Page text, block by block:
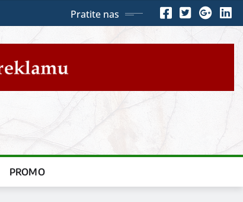
Pratite nas
PROMO